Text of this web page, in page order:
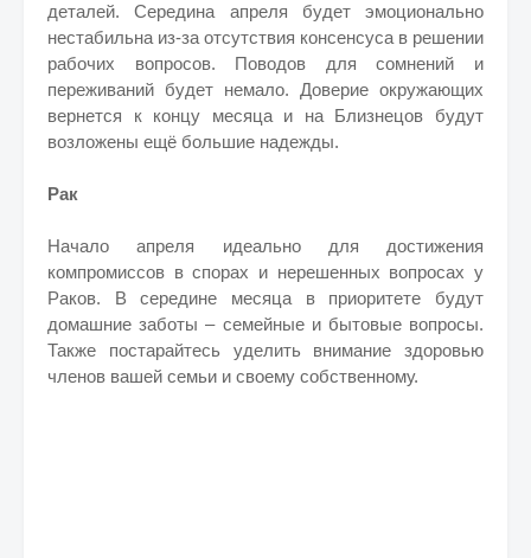
деталей. Середина апреля будет эмоционально
нестабильна из-за отсутствия консенсуса в решении
рабочих вопросов. Поводов для сомнений и
переживаний будет немало. Доверие окружающих
вернется к концу месяца и на Близнецов будут
возложены ещё большие надежды.
Рак
Начало апреля идеально для достижения
компромиссов в спорах и нерешенных вопросах у
Раков. В середине месяца в приоритете будут
домашние заботы – семейные и бытовые вопросы.
Также постарайтесь уделить внимание здоровью
членов вашей семьи и своему собственному.